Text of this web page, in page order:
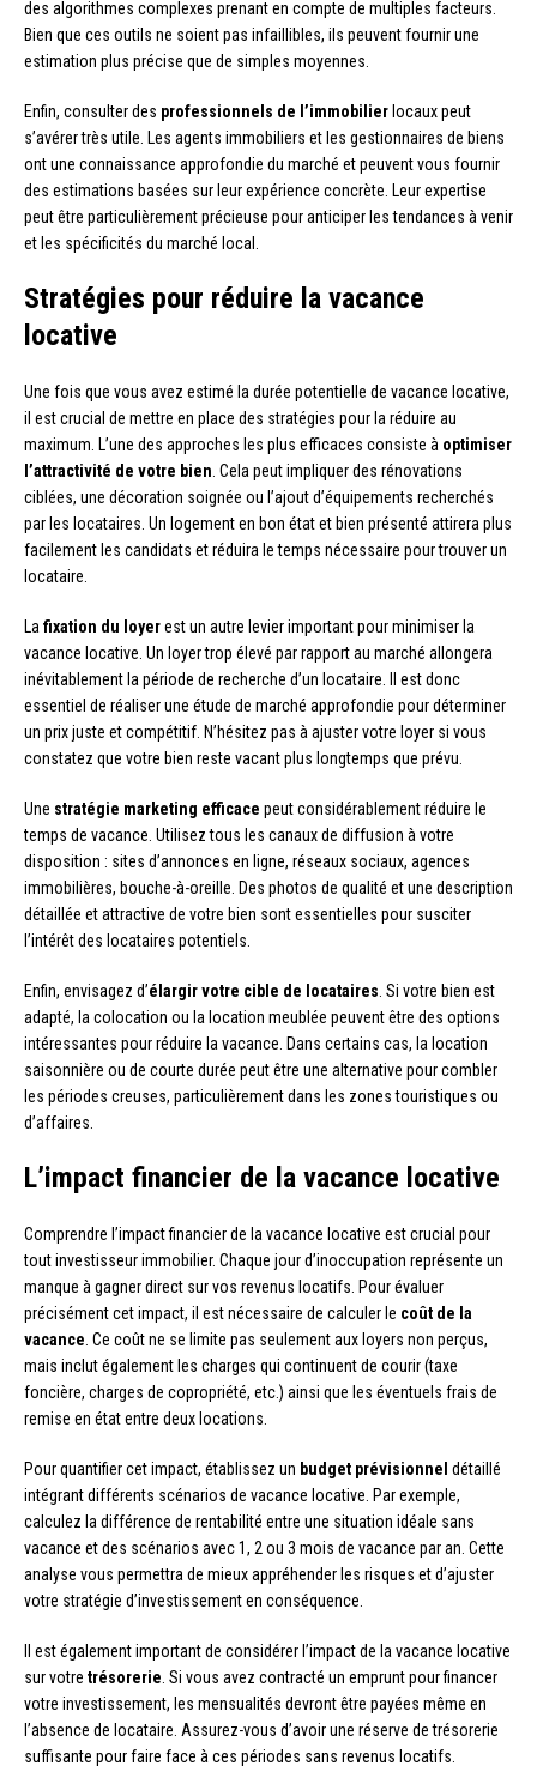
des algorithmes complexes prenant en compte de multiples facteurs.
Bien que ces outils ne soient pas infaillibles, ils peuvent fournir une
estimation plus précise que de simples moyennes.
Enfin, consulter des professionnels de l’immobilier locaux peut
s’avérer très utile. Les agents immobiliers et les gestionnaires de biens
ont une connaissance approfondie du marché et peuvent vous fournir
des estimations basées sur leur expérience concrète. Leur expertise
peut être particulièrement précieuse pour anticiper les tendances à venir
et les spécificités du marché local.
Stratégies pour réduire la vacance
locative
Une fois que vous avez estimé la durée potentielle de vacance locative,
il est crucial de mettre en place des stratégies pour la réduire au
maximum. L’une des approches les plus efficaces consiste à optimiser
l’attractivité de votre bien . Cela peut impliquer des rénovations
ciblées, une décoration soignée ou l’ajout d’équipements recherchés
par les locataires. Un logement en bon état et bien présenté attirera plus
facilement les candidats et réduira le temps nécessaire pour trouver un
locataire.
La fixation du loyerest un autre levier important pour minimiser la
vacance locative. Un loyer trop élevé par rapport au marché allongera
inévitablement la période de recherche d’un locataire. Il est donc
essentiel de réaliser une étude de marché approfondie pour déterminer
un prix juste et compétitif. N’hésitez pas à ajuster votre loyer si vous
constatez que votre bien reste vacant plus longtemps que prévu.
Une stratégie marketing efficace peut considérablement réduire le
temps de vacance. Utilisez tous les canaux de diffusion à votre
disposition : sites d’annonces en ligne, réseaux sociaux, agences
immobilières, bouche-à-oreille. Des photos de qualité et une description
détaillée et attractive de votre bien sont essentielles pour susciter
l’intérêt des locataires potentiels.
Enfin, envisagez d’élargir votre cible de locataires . Si votre bien est
adapté, la colocation ou la location meublée peuvent être des options
intéressantes pour réduire la vacance. Dans certains cas, la location
saisonnière ou de courte durée peut être une alternative pour combler
les périodes creuses, particulièrement dans les zones touristiques ou
d’affaires.
L’impact financier de la vacance locative
Comprendre l’impact financier de la vacance locative est crucial pour
tout investisseur immobilier. Chaque jour d’inoccupation représente un
manque à gagner direct sur vos revenus locatifs. Pour évaluer
précisément cet impact, il est nécessaire de calculer le coût de la
vacance . Ce coût ne se limite pas seulement aux loyers non perçus,
mais inclut également les charges qui continuent de courir (taxe
foncière, charges de copropriété, etc.) ainsi que les éventuels frais de
remise en état entre deux locations.
Pour quantifier cet impact, établissez un budget prévisionnel détaillé
intégrant différents scénarios de vacance locative. Par exemple,
calculez la différence de rentabilité entre une situation idéale sans
vacance et des scénarios avec 1, 2 ou 3 mois de vacance par an. Cette
analyse vous permettra de mieux appréhender les risques et d’ajuster
votre stratégie d’investissement en conséquence.
Il est également important de considérer l’impact de la vacance locative
sur votre trésorerie . Si vous avez contracté un emprunt pour financer
votre investissement, les mensualités devront être payées même en
l’absence de locataire. Assurez-vous d’avoir une réserve de trésorerie
suffisante pour faire face à ces périodes sans revenus locatifs.